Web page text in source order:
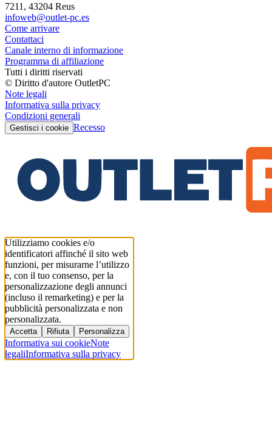
7211, 43204 Reus
infoweb@outlet-pc.es
Come arrivare
Contattaci
Canale interno di informazione
Programma di affiliazione
Tutti i diritti riservati
© Diritto d'autore OutletPC
Note legali
Informativa sulla privacy
Condizioni generali
Gestisci i cookie Recesso
Utilizziamo cookies e/o
identificatori affinché il sito web
funzioni, per misurarne l’utilizzo
e, con il tuo consenso, per la
personalizzazione degli annunci
(incluso il remarketing) e per la
pubblicità personalizzata e non
personalizzata.
Accetta Rifiuta Personalizza
Informativa sui cookieNote
legaliInformativa sulla privacy